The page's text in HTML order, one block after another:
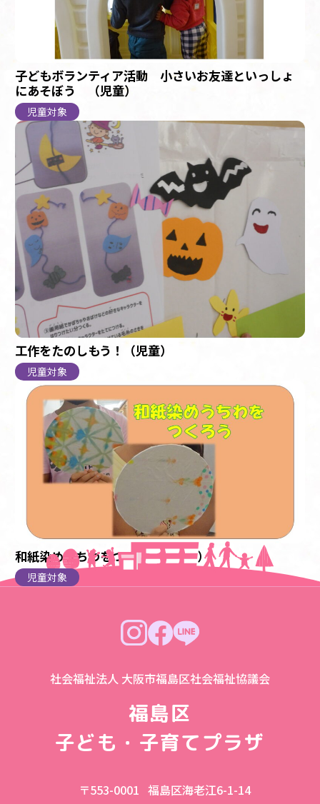
子どもボランティア活動 小さいお友達といっしょ
にあそぼう （児童）
児童対象
工作をたのしもう！（児童）
児童対象
和紙染めうちわをつくろう（児童）
児童対象
社会福祉法人 大阪市福島区社会福祉協議会
福島区
子ども・子育てプラザ
〒553-0001 福島区海老江6-1-14